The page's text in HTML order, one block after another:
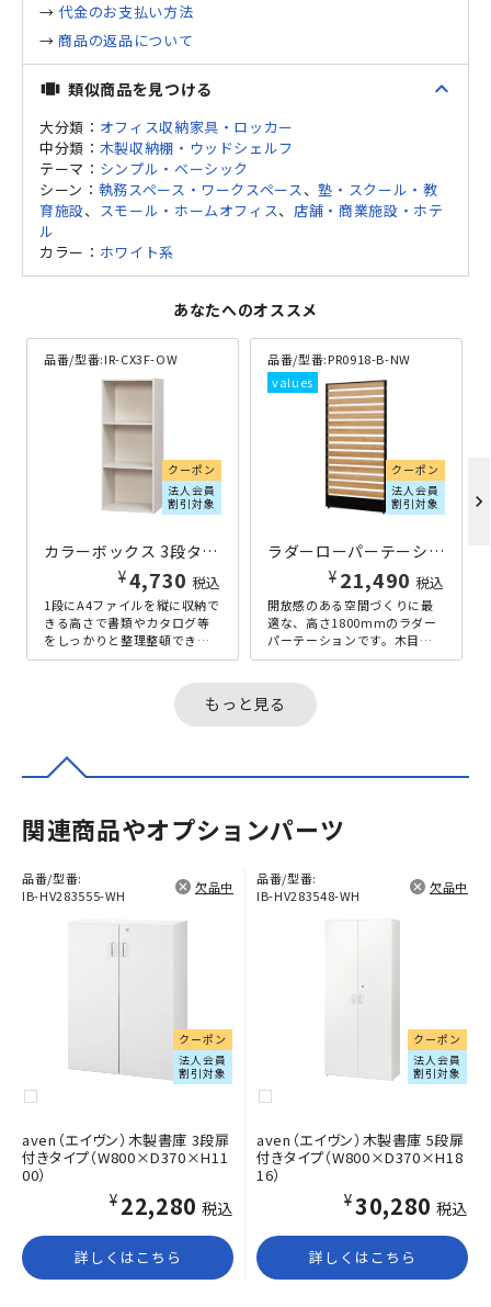
→代金のお支払い方法
→ 商品の返品について
view_carousel 類似商品を見つける expand_less
大分類： オフィス収納家具・ロッカー
中分類： 木製収納棚・ウッドシェルフ
テーマ： シンプル・ベーシック
シーン： 執務スペース・ワークスペース 、塾・スクール・教
育施設、 スモール・ホームオフィス、 店舗・商業施設・ホテ
ル
カラー： ホワイト系
あなたへのオススメ
品番/型番:IR-CX3F-OW
クーポン
法人会員
割引対象
カラーボックス 3段タイプ W415×D290×H1015 ホワイト
¥4,730 税込
1段にA4ファイルを縦に収納で
きる高さで書類やカタログ等
をしっかりと整理整頓でき
る、丈夫な3段タイプのカラー
品番/型番:PR0918-B-NW
クーポン
法人会員
割引対象
ラダーローパーテーション KGシリーズ H1800×W900 ナチュラル
¥ 21,490 税込
開放感のある空間づくりに最
適な、高さ1800mmのラダー
パーテーションです。木目調
の板面をラダー（はしご型）
高く、...
chevron_right
もっと見る
関連商品やオプションパーツ
品番/型番:
IB-HV283555-WH
欠品中
クーポン
法人会員
割引対象
aven（エイヴン）木製書庫 3段扉
付きタイプ（W800×D370×H11
00）
¥22,280 税込
詳しくはこちら
品番/型番:
IB-HV283548-WH
欠品中
クーポン
法人会員
割引対象
aven（エイヴン）木製書庫 5段扉
付きタイプ（W800×D370×H18
16）
¥30,280 税込
詳しくはこちら